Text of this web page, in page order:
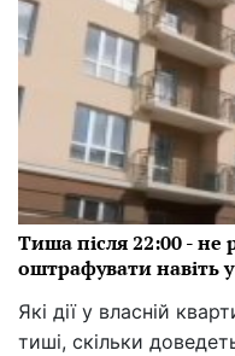
Тиша після 22:00 -
оштрафувати навіть
Які дії у власній
тиші, скільки